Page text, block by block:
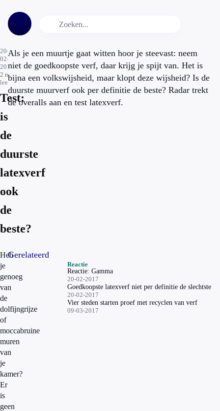
20-
02-
2017
2 min.
leestijd
Test:
is
de
duurste
latexverf
ook
de
beste?
Als je een muurtje gaat witten hoor je steevast: neem
niet de goedkoopste verf, daar krijg je spijt van. Het is
bijna een volkswijsheid, maar klopt deze wijsheid? Is de
duurste muurverf ook per definitie de beste? Radar trekt
de overalls aan en test latexverf.
Heb
je
genoeg
van
de
dolfijngrijze
of
moccabruine
muren
van
je
kamer?
Er
is
geen
Gerelateerd
Reactie
Reactie: Gamma
20-02-2017
Goedkoopste latexverf niet per definitie de slechtste
20-02-2017
Vier steden starten proef met recyclen van verf
09-03-2017